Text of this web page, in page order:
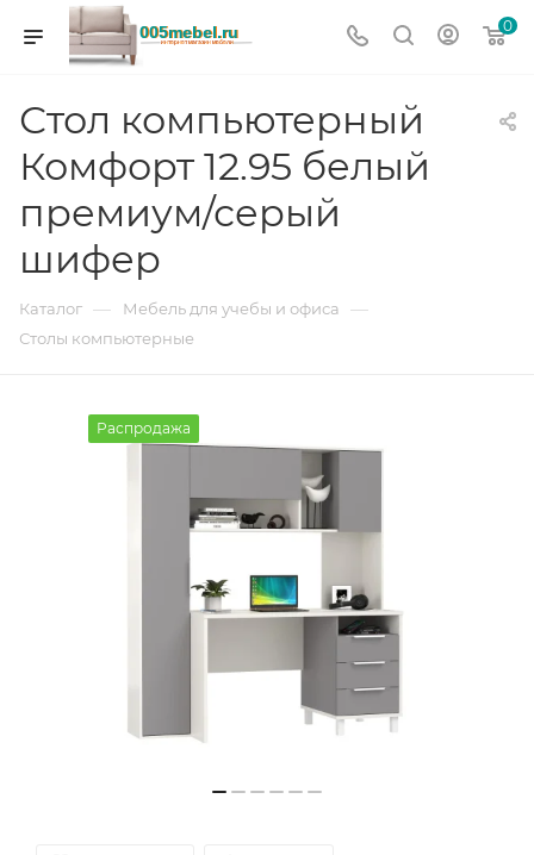
0
Стол компьютерный
Комфорт 12.95 белый
премиум/серый
шифер
Каталог — Мебель для учебы и офиса —
Столы компьютерные
Распродажа